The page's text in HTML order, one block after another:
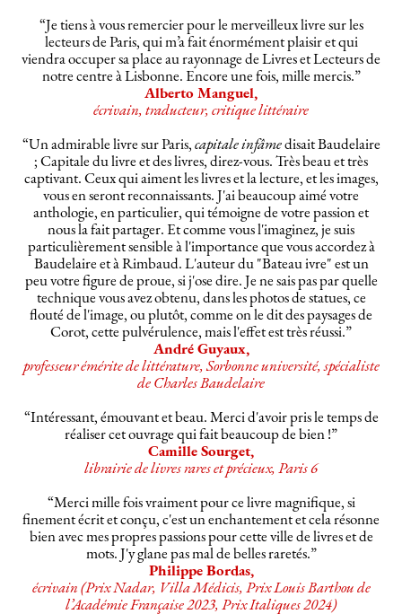
“Je tiens à vous remercier pour le merveilleux livre sur les
lecteurs de Paris, qui m’a fait énormément plaisir et qui
viendra occuper sa place au rayonnage de Livres et Lecteurs de
notre centre à Lisbonne. Encore une fois, mille mercis.”
Alberto Manguel,
écrivain, traducteur, critique littéraire
“Un admirable livre sur Paris, capitale infâmedisait Baudelaire
; Capitale du livre et des livres, direz-vous. Très beau et très
captivant. Ceux qui aiment les livres et la lecture, et les images,
vous en seront reconnaissants. J'ai beaucoup aimé votre
anthologie, en particulier, qui témoigne de votre passion et
nous la fait partager. Et comme vous l'imaginez, je suis
particulièrement sensible à l'importance que vous accordez à
Baudelaire et à Rimbaud. L'auteur du "Bateau ivre" est un
peu votre figure de proue, si j'ose dire. Je ne sais pas par quelle
technique vous avez obtenu, dans les photos de statues, ce
flouté de l'image, ou plutôt, comme on le dit des paysages de
Corot, cette pulvérulence, mais l'effet est très réussi.”
André Guyaux,
professeur émérite de littérature, Sorbonne université, spécialiste
de Charles Baudelaire
“Intéressant, émouvant et beau. Merci d'avoir pris le temps de
réaliser cet ouvrage qui fait beaucoup de bien !”
Camille Sourget,
librairie de livres rares et précieux, Paris 6
“Merci mille fois vraiment pour ce livre magnifique, si
finement écrit et conçu, c'est un enchantement et cela résonne
bien avec mes propres passions pour cette ville de livres et de
mots. J'y glane pas mal de belles raretés.”
Philippe Bordas,
écrivain (Prix Nadar, Villa Médicis, Prix Louis Barthou de
l’Académie Française 2023, Prix Italiques 2024)